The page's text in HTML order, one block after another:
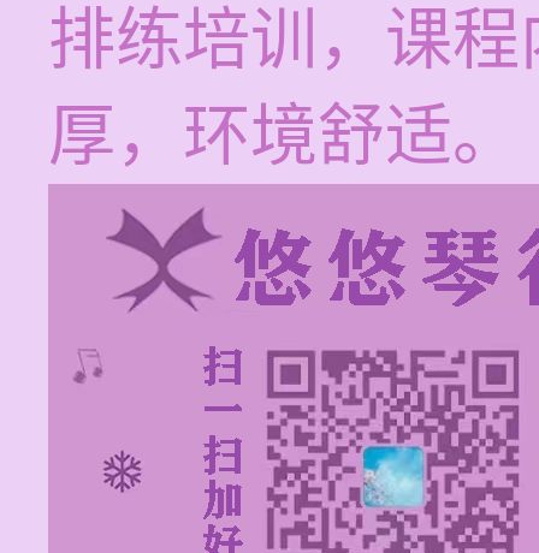
排练培训，课
厚，环境舒适。